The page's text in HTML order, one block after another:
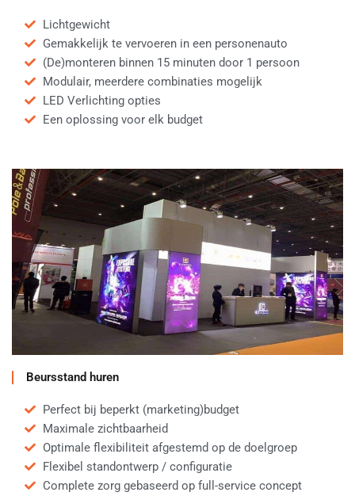
Lichtgewicht
Gemakkelijk te vervoeren in een personenauto
(De)monteren binnen 15 minuten door 1 persoon
Modulair, meerdere combinaties mogelijk
LED Verlichting opties
Een oplossing voor elk budget
Beursstand huren
Perfect bij beperkt (marketing)budget
Maximale zichtbaarheid
Optimale flexibiliteit afgestemd op de doelgroep
Flexibel standontwerp / configuratie
Complete zorg gebaseerd op full-service concept